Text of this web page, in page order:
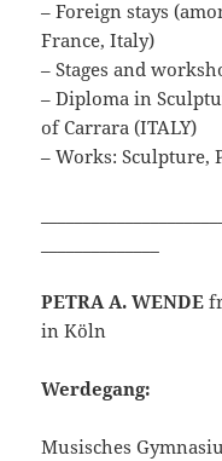
– Foreign stays
France, Italy)
– Stages and
– Diploma in
of Carrara (ITALY)
– Works: Sculpture,
PETRA A. WENDE
in Köln
Werdegang:
Musisches